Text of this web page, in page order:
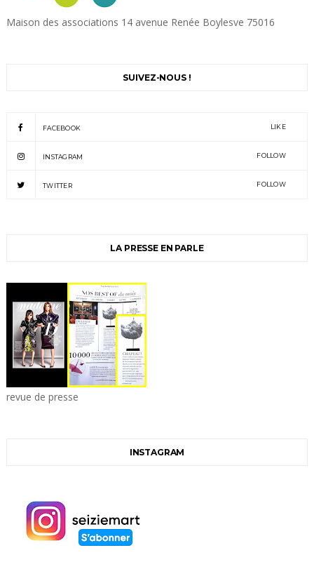
Maison des associations 14 avenue Renée Boylesve 75016
SUIVEZ-NOUS !
FACEBOOK LIKE
INSTAGRAM FOLLOW
TWITTER FOLLOW
LA PRESSE EN PARLE
revue de presse
INSTAGRAM